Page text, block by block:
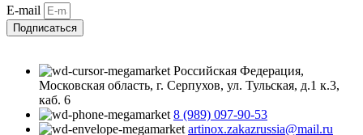
E-mail
Подписаться
Российская Федерация,
Московская область, г. Серпухов, ул. Тульская, д.1 к.3,
каб. 6
8 (989) 097-90-53
artinox.zakazrussia@mail.ru